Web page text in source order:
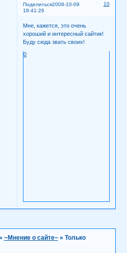
Поделиться 10
2008-10-09
18:41:26
Мне, кажется, это очень
хороший и интересный сайтик!
Буду сюда звать своих!
0
~Мнение о сайте~ » Только